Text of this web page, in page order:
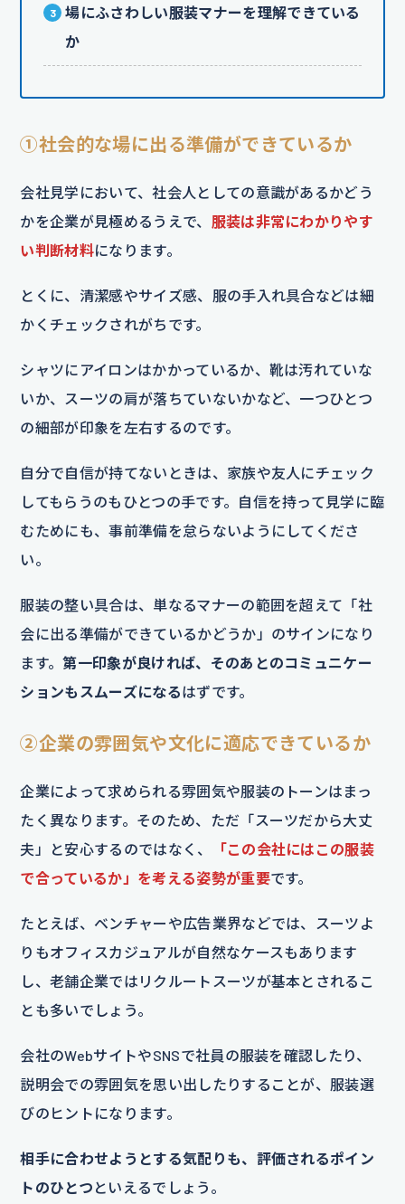
場にふさわしい服装マナーを理解できている
か
①社会的な場に出る準備ができているか
会社見学において、社会人としての意識があるかどう
かを企業が見極めるうえで、 服装は非常にわかりやす
い判断材料になります。
とくに、清潔感やサイズ感、服の手入れ具合などは細
かくチェックされがちです。
シャツにアイロンはかかっているか、靴は汚れていな
いか、スーツの肩が落ちていないかなど、一つひとつ
の細部が印象を左右するのです。
自分で自信が持てないときは、家族や友人にチェック
してもらうのもひとつの手です。自信を持って見学に臨
むためにも、事前準備を怠らないようにしてくださ
い。
服装の整い具合は、単なるマナーの範囲を超えて「社
会に出る準備ができているかどうか」のサインになり
ます。第一印象が良ければ、そのあとのコミュニケー
ションもスムーズになるはずです。
②企業の雰囲気や文化に適応できているか
企業によって求められる雰囲気や服装のトーンはまっ
たく異なります。そのため、ただ「スーツだから大丈
夫」と安心するのではなく、
「この会社にはこの服装
で合っているか」を考える姿勢が重要です。
たとえば、ベンチャーや広告業界などでは、スーツよ
りもオフィスカジュアルが自然なケースもあります
し、老舗企業ではリクルートスーツが基本とされるこ
とも多いでしょう。
会社のWebサイトやSNSで社員の服装を確認したり、
説明会での雰囲気を思い出したりすることが、服装選
びのヒントになります。
相手に合わせようとする気配りも、評価されるポイン
トのひとつ といえるでしょう。